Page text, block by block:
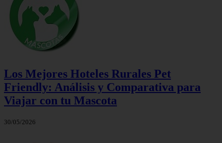
Los Mejores Hoteles Rurales Pet
Friendly: Análisis y Comparativa para
Viajar con tu Mascota
30/05/2026